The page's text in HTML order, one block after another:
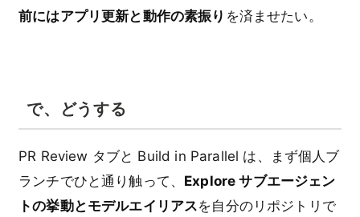
前にはアプリ更新と動作の素振り を済ませたい。
で、どうする
PR Review タブと Build in Parallel は、まず個人ブ
ランチでひと通り触って、 Explore サブエージェン
トの挙動とモデルエイリアスを自分のリポジトリで